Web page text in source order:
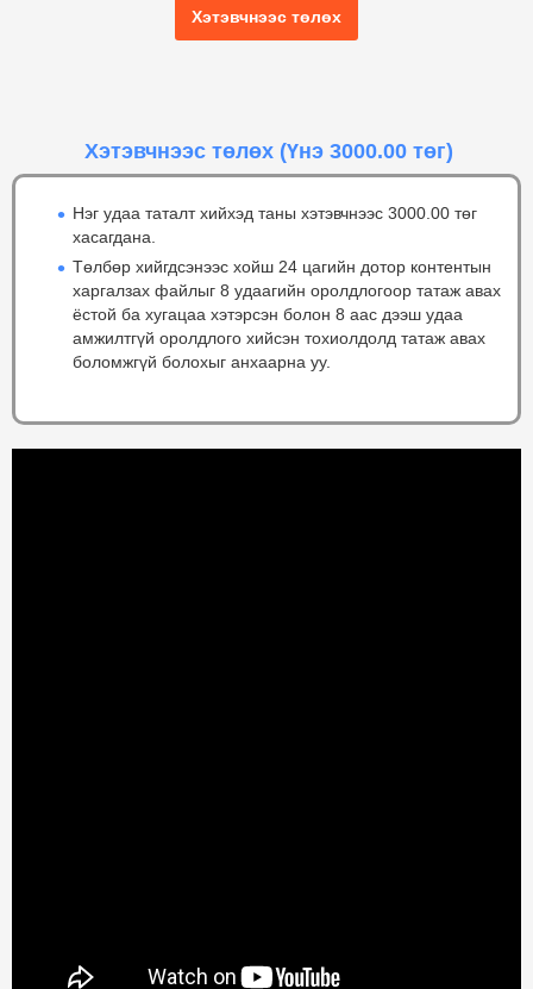
Хэтэвчнээс төлөх
Хэтэвчнээс төлөх (Үнэ 3000.00 төг)
Нэг удаа таталт хийхэд таны хэтэвчнээс 3000.00 төг
хасагдана.
Төлбөр хийгдсэнээс хойш 24 цагийн дотор контентын
харгалзах файлыг 8 удаагийн оролдлогоор татаж авах
ёстой ба хугацаа хэтэрсэн болон 8 аас дээш удаа
амжилтгүй оролдлого хийсэн тохиолдолд татаж авах
боломжгүй болохыг анхаарна уу.